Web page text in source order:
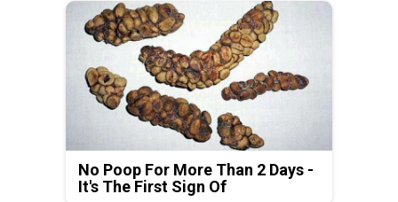
No Poop For More Than 2 Days -
It's The First Sign Of